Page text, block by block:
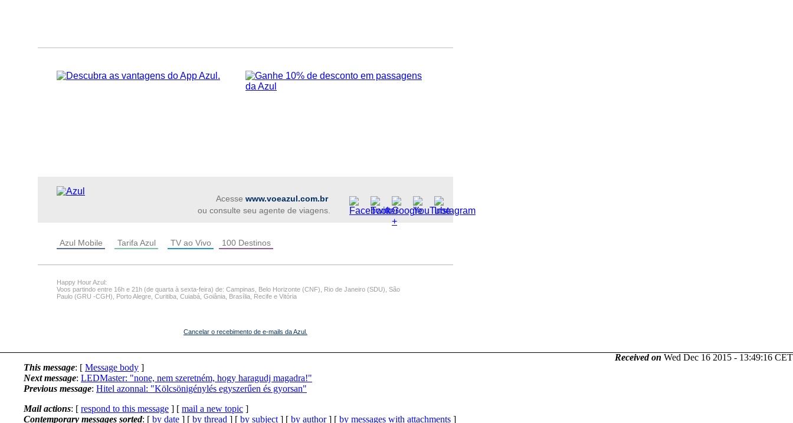
Acesse www.voeazul.com.br
ou consulte seu agente de viagens.
Azul Mobile Tarifa Azul TV ao Vivo 100 Destinos
Happy Hour Azul:
Voos partindo entre 16h e 21h (de quarta à sexta-feira) de: Campinas, Belo Horizonte (CNF), Rio de Janeiro (SDU), São
Paulo (GRU -CGH), Porto Alegre, Curitiba, Cuiabá, Goiânia, Brasília, Recife e Vitória
Cancelar o recebimento de e-mails da Azul.
Received on Wed Dec 16 2015 - 13:49:16 CET
This message: [ Message body ]
Next message: LEDMaster: "none, nem szeretném, hogy haragudj magadra!"
Previous message: Hitel azonnal: "Kölcsönigénylés egyszerűen és gyorsan"
Mail actions: [ respond to this message ] [ mail a new topic ]
Contemporary messages sorted: [ by date ] [ by thread ] [ by subject ] [ by author] [ by messages with attachments ]